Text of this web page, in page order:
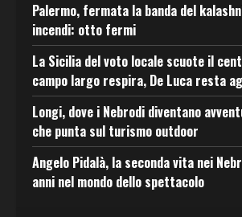
Palermo, fermata la banda del
incendi: otto fermi
La Sicilia del voto locale scuote il
campo largo respira, De Luca resta
Longi, dove i Nebrodi diventano
che punta sul turismo outdoor
Angelo Pidalà, la seconda vita nei
anni nel mondo dello spettacolo